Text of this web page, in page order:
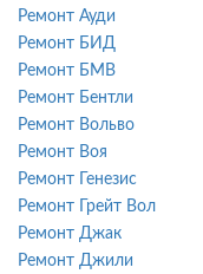
Ремонт Ауди
Ремонт БИД
Ремонт БМВ
Ремонт Бентли
Ремонт Вольво
Ремонт Воя
Ремонт Генезис
Ремонт Грейт Вол
Ремонт Джак
Ремонт Джили